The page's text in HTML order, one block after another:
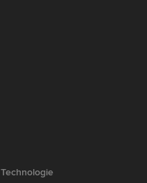
Technologie